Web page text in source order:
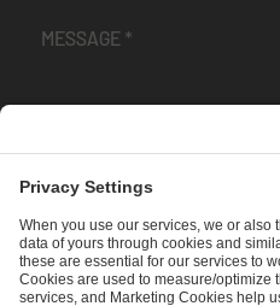
andPrivacy Policy